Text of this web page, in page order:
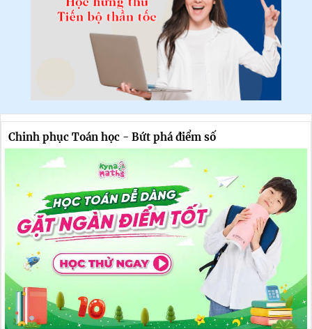
Chinh phục Toán học - Bứt phá điểm số